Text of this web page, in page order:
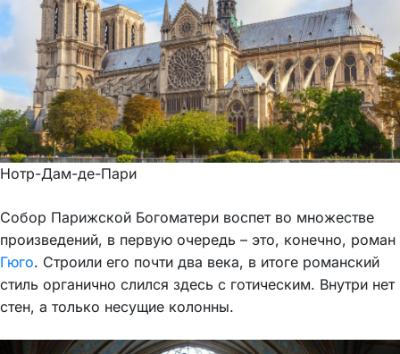
Нотр-Дам-де-Пари
Собор Парижской Богоматери воспет во множестве
произведений, в первую очередь – это, конечно, роман
Гюго. Строили его почти два века, в итоге романский
стиль органично слился здесь с готическим. Внутри нет
стен, а только несущие колонны.